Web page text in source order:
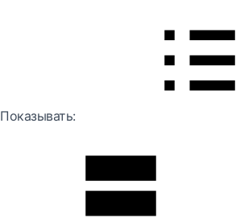
Показывать: